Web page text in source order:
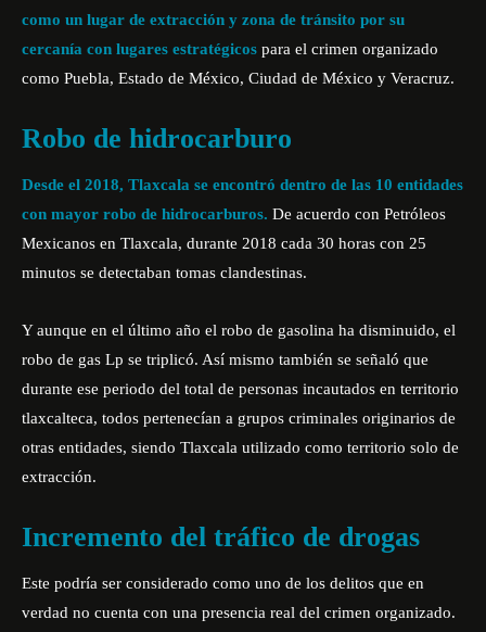
como un lugar de extracción y zona de tránsito por su
cercanía con lugares estratégicos para el crimen organizado
como Puebla, Estado de México, Ciudad de México y Veracruz.
Robo de hidrocarburo
Desde el 2018, Tlaxcala se encontró dentro de las 10 entidades
con mayor robo de hidrocarburos. De acuerdo con Petróleos
Mexicanos en Tlaxcala, durante 2018 cada 30 horas con 25
minutos se detectaban tomas clandestinas.
Y aunque en el último año el robo de gasolina ha disminuido, el
robo de gas Lp se triplicó. Así mismo también se señaló que
durante ese periodo del total de personas incautados en territorio
tlaxcalteca, todos pertenecían a grupos criminales originarios de
otras entidades, siendo Tlaxcala utilizado como territorio solo de
extracción.
Incremento del tráfico de drogas
Este podría ser considerado como uno de los delitos que en
verdad no cuenta con una presencia real del crimen organizado.